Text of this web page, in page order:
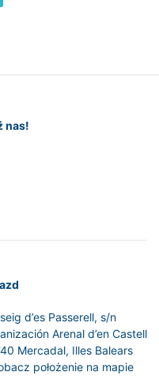
nas!
d’es Passerell, s/n
Arenal d’en Castell
Mercadal, Illes Balears
położenie na mapie